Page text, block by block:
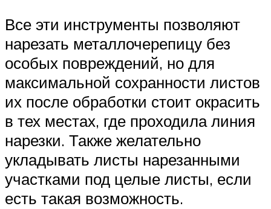
Все эти инструменты позволяют
нарезать металлочерепицу без
особых повреждений, но для
максимальной сохранности листов
их после обработки стоит окрасить
в тех местах, где проходила линия
нарезки. Также желательно
укладывать листы нарезанными
участками под целые листы, если
есть такая возможность.